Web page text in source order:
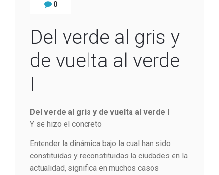
0
Del verde al gris y
de vuelta al verde
I
Del verde al gris y de vuelta al verde I
Y se hizo el concreto
Entender la dinámica bajo la cual han sido
constituidas y reconstituidas la ciudades en la
actualidad, significa en muchos casos